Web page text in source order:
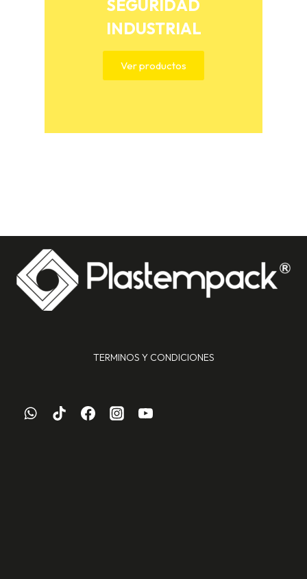
SEGURIDAD
INDUSTRIAL
Ver productos
TERMINOS Y CONDICIONES